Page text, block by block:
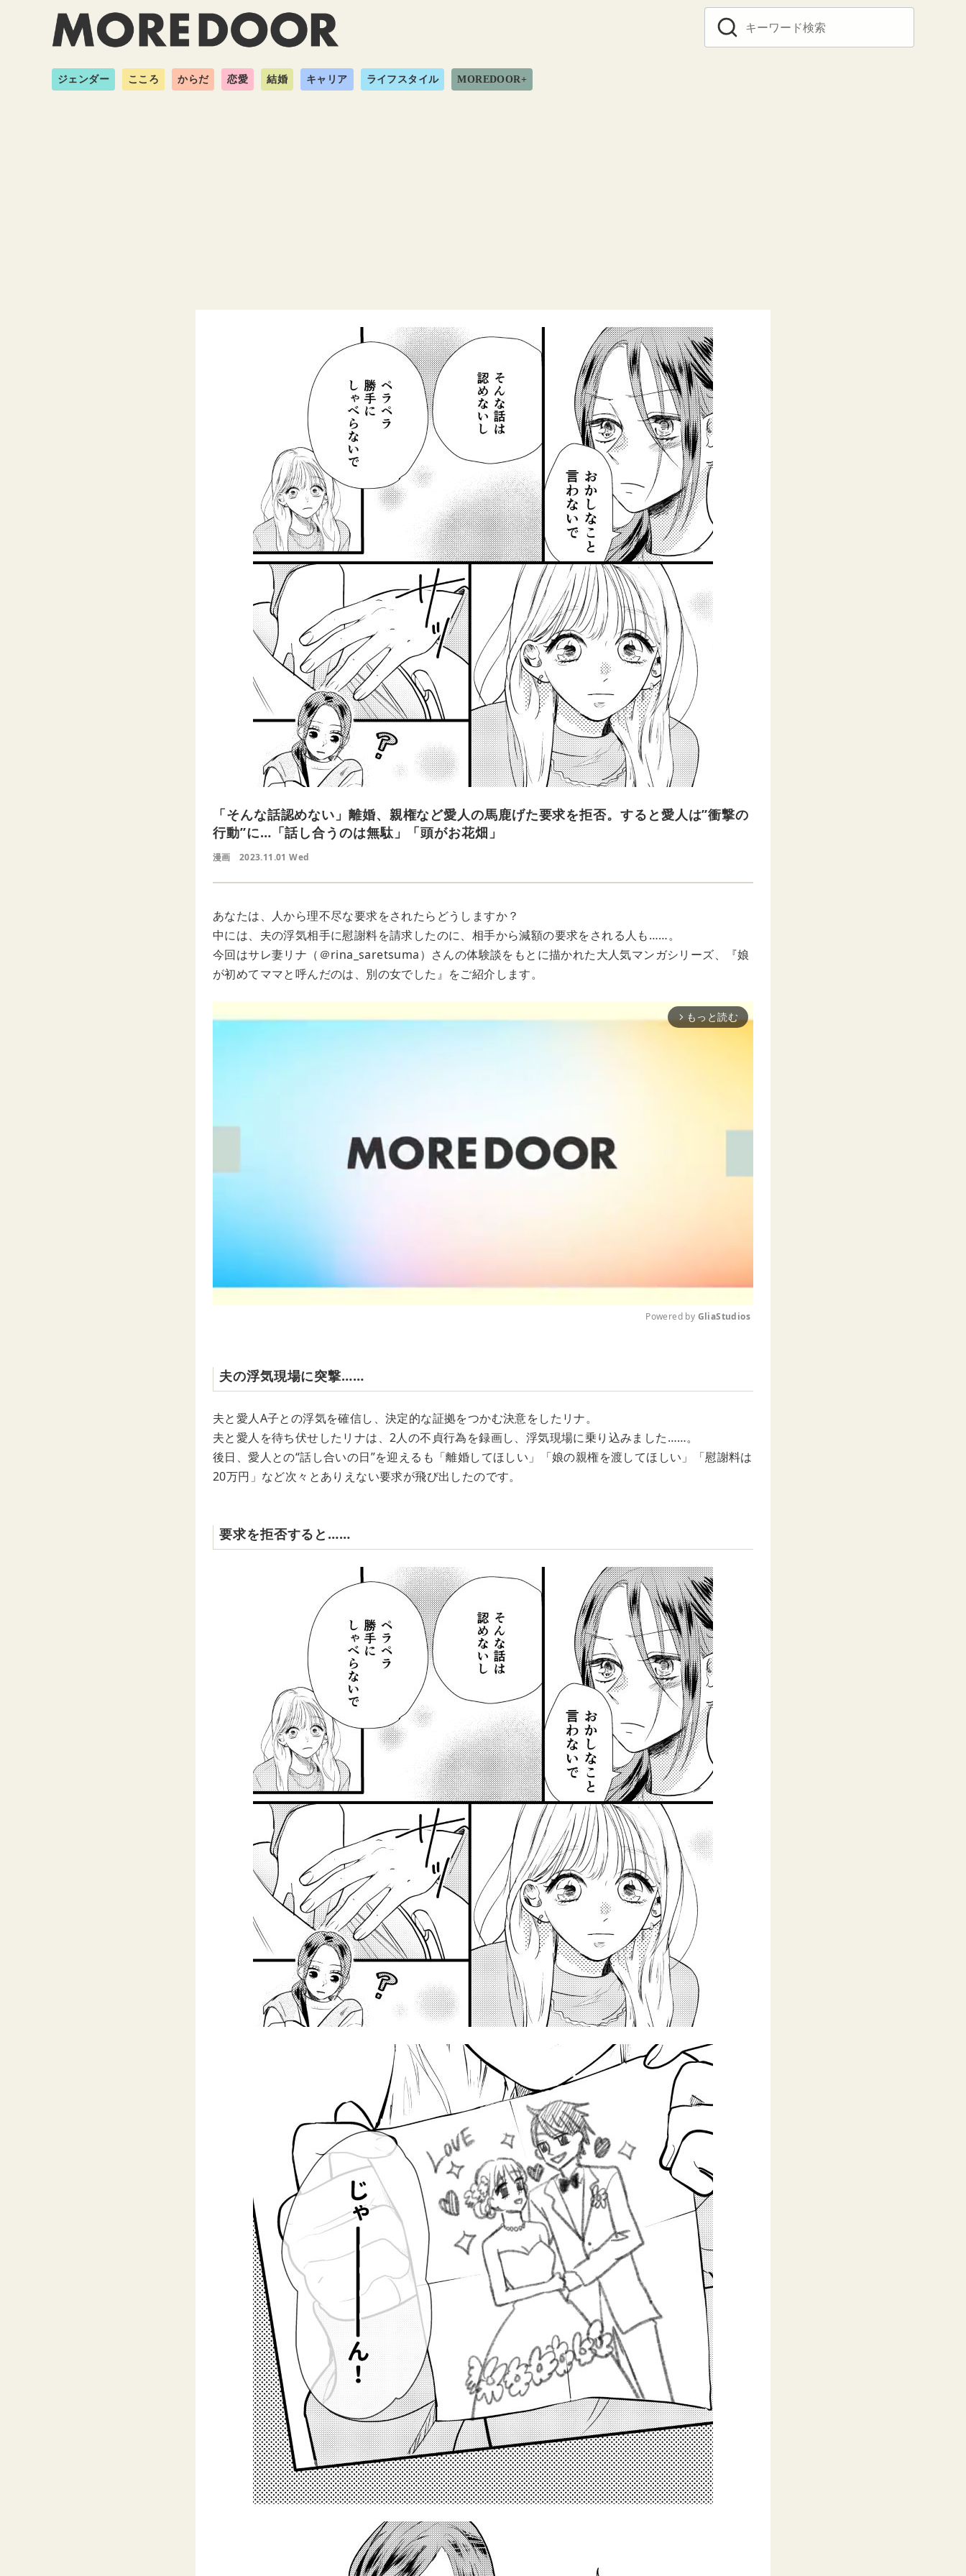
ジェンダー こころ からだ 恋愛 結婚 キャリア ライフスタイル MOREDOOR+
「そんな話認めない」離婚、親権など愛人の馬鹿げた要求を拒否。すると愛人は”衝撃の
行動”に…「話し合うのは無駄」「頭がお花畑」
漫画 2023.11.01 Wed
あなたは、人から理不尽な要求をされたらどうしますか？
中には、夫の浮気相手に慰謝料を請求したのに、相手から減額の要求をされる人も……。
今回はサレ妻リナ（＠rina_saretsuma）さんの体験談をもとに描かれた大人気マンガシリーズ、『娘
が初めてママと呼んだのは、別の女でした』をご紹介します。
arrow_forward_ios もっと読む
t
Powered by GliaStudios
夫の浮気現場に突撃……
夫と愛人A子との浮気を確信し、決定的な証拠をつかむ決意をしたリナ。
夫と愛人を待ち伏せしたリナは、2人の不貞行為を録画し、浮気現場に乗り込みました……。
後日、愛人との“話し合いの日”を迎えるも「離婚してほしい」「娘の親権を渡してほしい」「慰謝料は
20万円」など次々とありえない要求が飛び出したのです。
要求を拒否すると……